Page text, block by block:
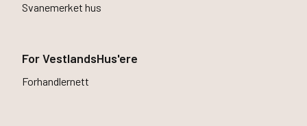
Våre ansatte
Svanemerket hus
For VestlandsHus'ere
Forhandlernett